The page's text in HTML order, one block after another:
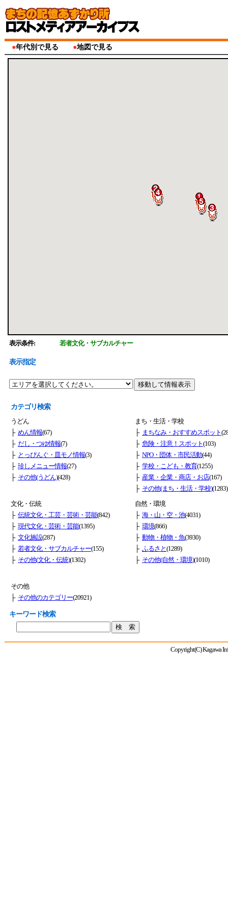
●年代別で見る ●地図で見る
表示条件: 若者文化・サブカルチャー
表示指定
カテゴリ検索
うどん
├ めん情報(67)
├ だし・つゆ情報(7)
├ とっぴんぐ・皿モノ情報(3)
├ 珍しメニュー情報(27)
├ その他(うどん)(428)
まち・生活・学校
├ まちなみ・おすすめスポット
├ 危険・注意！スポット(103)
├ NPO・団体・市民活動(44)
├ 学校・こども・教育(1255)
├ 産業・企業・商店・お店(167)
├ その他(まち・生活・学校)(1283)
文化・伝統
├ 伝統文化・工芸・芸術・芸能(842)
├ 現代文化・芸術・芸能(1395)
├ 文化施設(287)
├ 若者文化・サブカルチャー(155)
├ その他(文化・伝統)(1302)
自然・環境
├ 海・山・空・池(4031)
├ 環境(866)
├ 動物・植物・魚(3930)
├ ふるさと(1289)
├ その他(自然・環境)(1010)
その他
├ その他のカテゴリー(20921)
キーワード検索
Copyright(C) Kagawa